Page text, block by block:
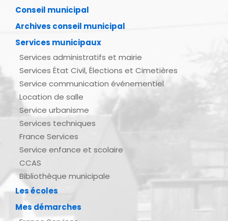
Conseil municipal
Archives conseil municipal
Services municipaux
Services administratifs et mairie
Services État Civil, Élections et Cimetières
Service communication événementiel
Location de salle
Service urbanisme
Services techniques
France Services
Service enfance et scolaire
CCAS
Bibliothèque municipale
Les écoles
Mes démarches